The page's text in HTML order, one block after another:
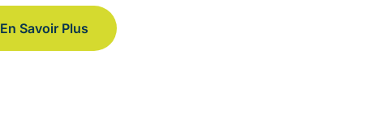
En Savoir Plus